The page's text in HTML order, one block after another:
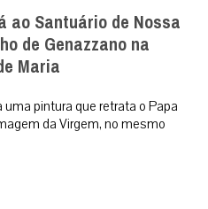
ao Santuário de Nossa
de Genazzano na
Maria
pintura que retrata o Papa
da Virgem, no mesmo